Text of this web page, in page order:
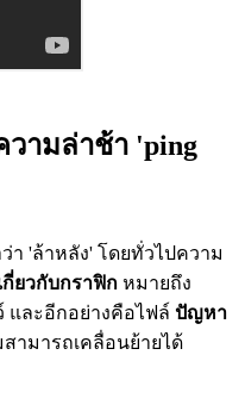
ามล่าช้า 'ping
า 'ล้าหลัง' โดยทั่วไปความ
กี่ยวกับกราฟิก หมายถึง
และอีกอย่างคือไฟล์ ปัญหา
ามารถเคลื่อนย้ายได้